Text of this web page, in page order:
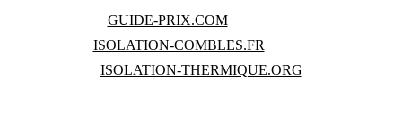
GUIDE-PRIX.COM
ISOLATION-COMBLES.FR
ISOLATION-THERMIQUE.ORG